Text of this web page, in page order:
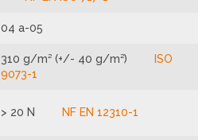
04 a-05
310 g/m² (+/- 40 g/m²)
ISO
9073-1
> 20 N NF EN 12310-1